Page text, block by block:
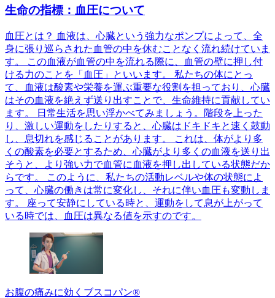
生命の指標：血圧について
血圧とは？ 血液は、心臓という強力なポンプによって、全
身に張り巡らされた血管の中を休むことなく流れ続けていま
す。 この血液が血管の中を流れる際に、血管の壁に押し付
ける力のことを「血圧」といいます。 私たちの体にとっ
て、血液は酸素や栄養を運ぶ重要な役割を担っており、心臓
はその血液を絶えず送り出すことで、生命維持に貢献してい
ます。 日常生活を思い浮かべてみましょう。階段を上った
り、激しい運動をしたりすると、心臓はドキドキと速く鼓動
し、息切れを感じることがあります。 これは、体がより多
くの酸素を必要とするため、心臓がより多くの血液を送り出
そうと、より強い力で血管に血液を押し出している状態だか
らです。 このように、私たちの活動レベルや体の状態によ
って、心臓の働きは常に変化し、それに伴い血圧も変動しま
す。 座って安静にしている時と、運動をして息が上がって
いる時では、血圧は異なる値を示すのです。
お腹の痛みに効くブスコパン®